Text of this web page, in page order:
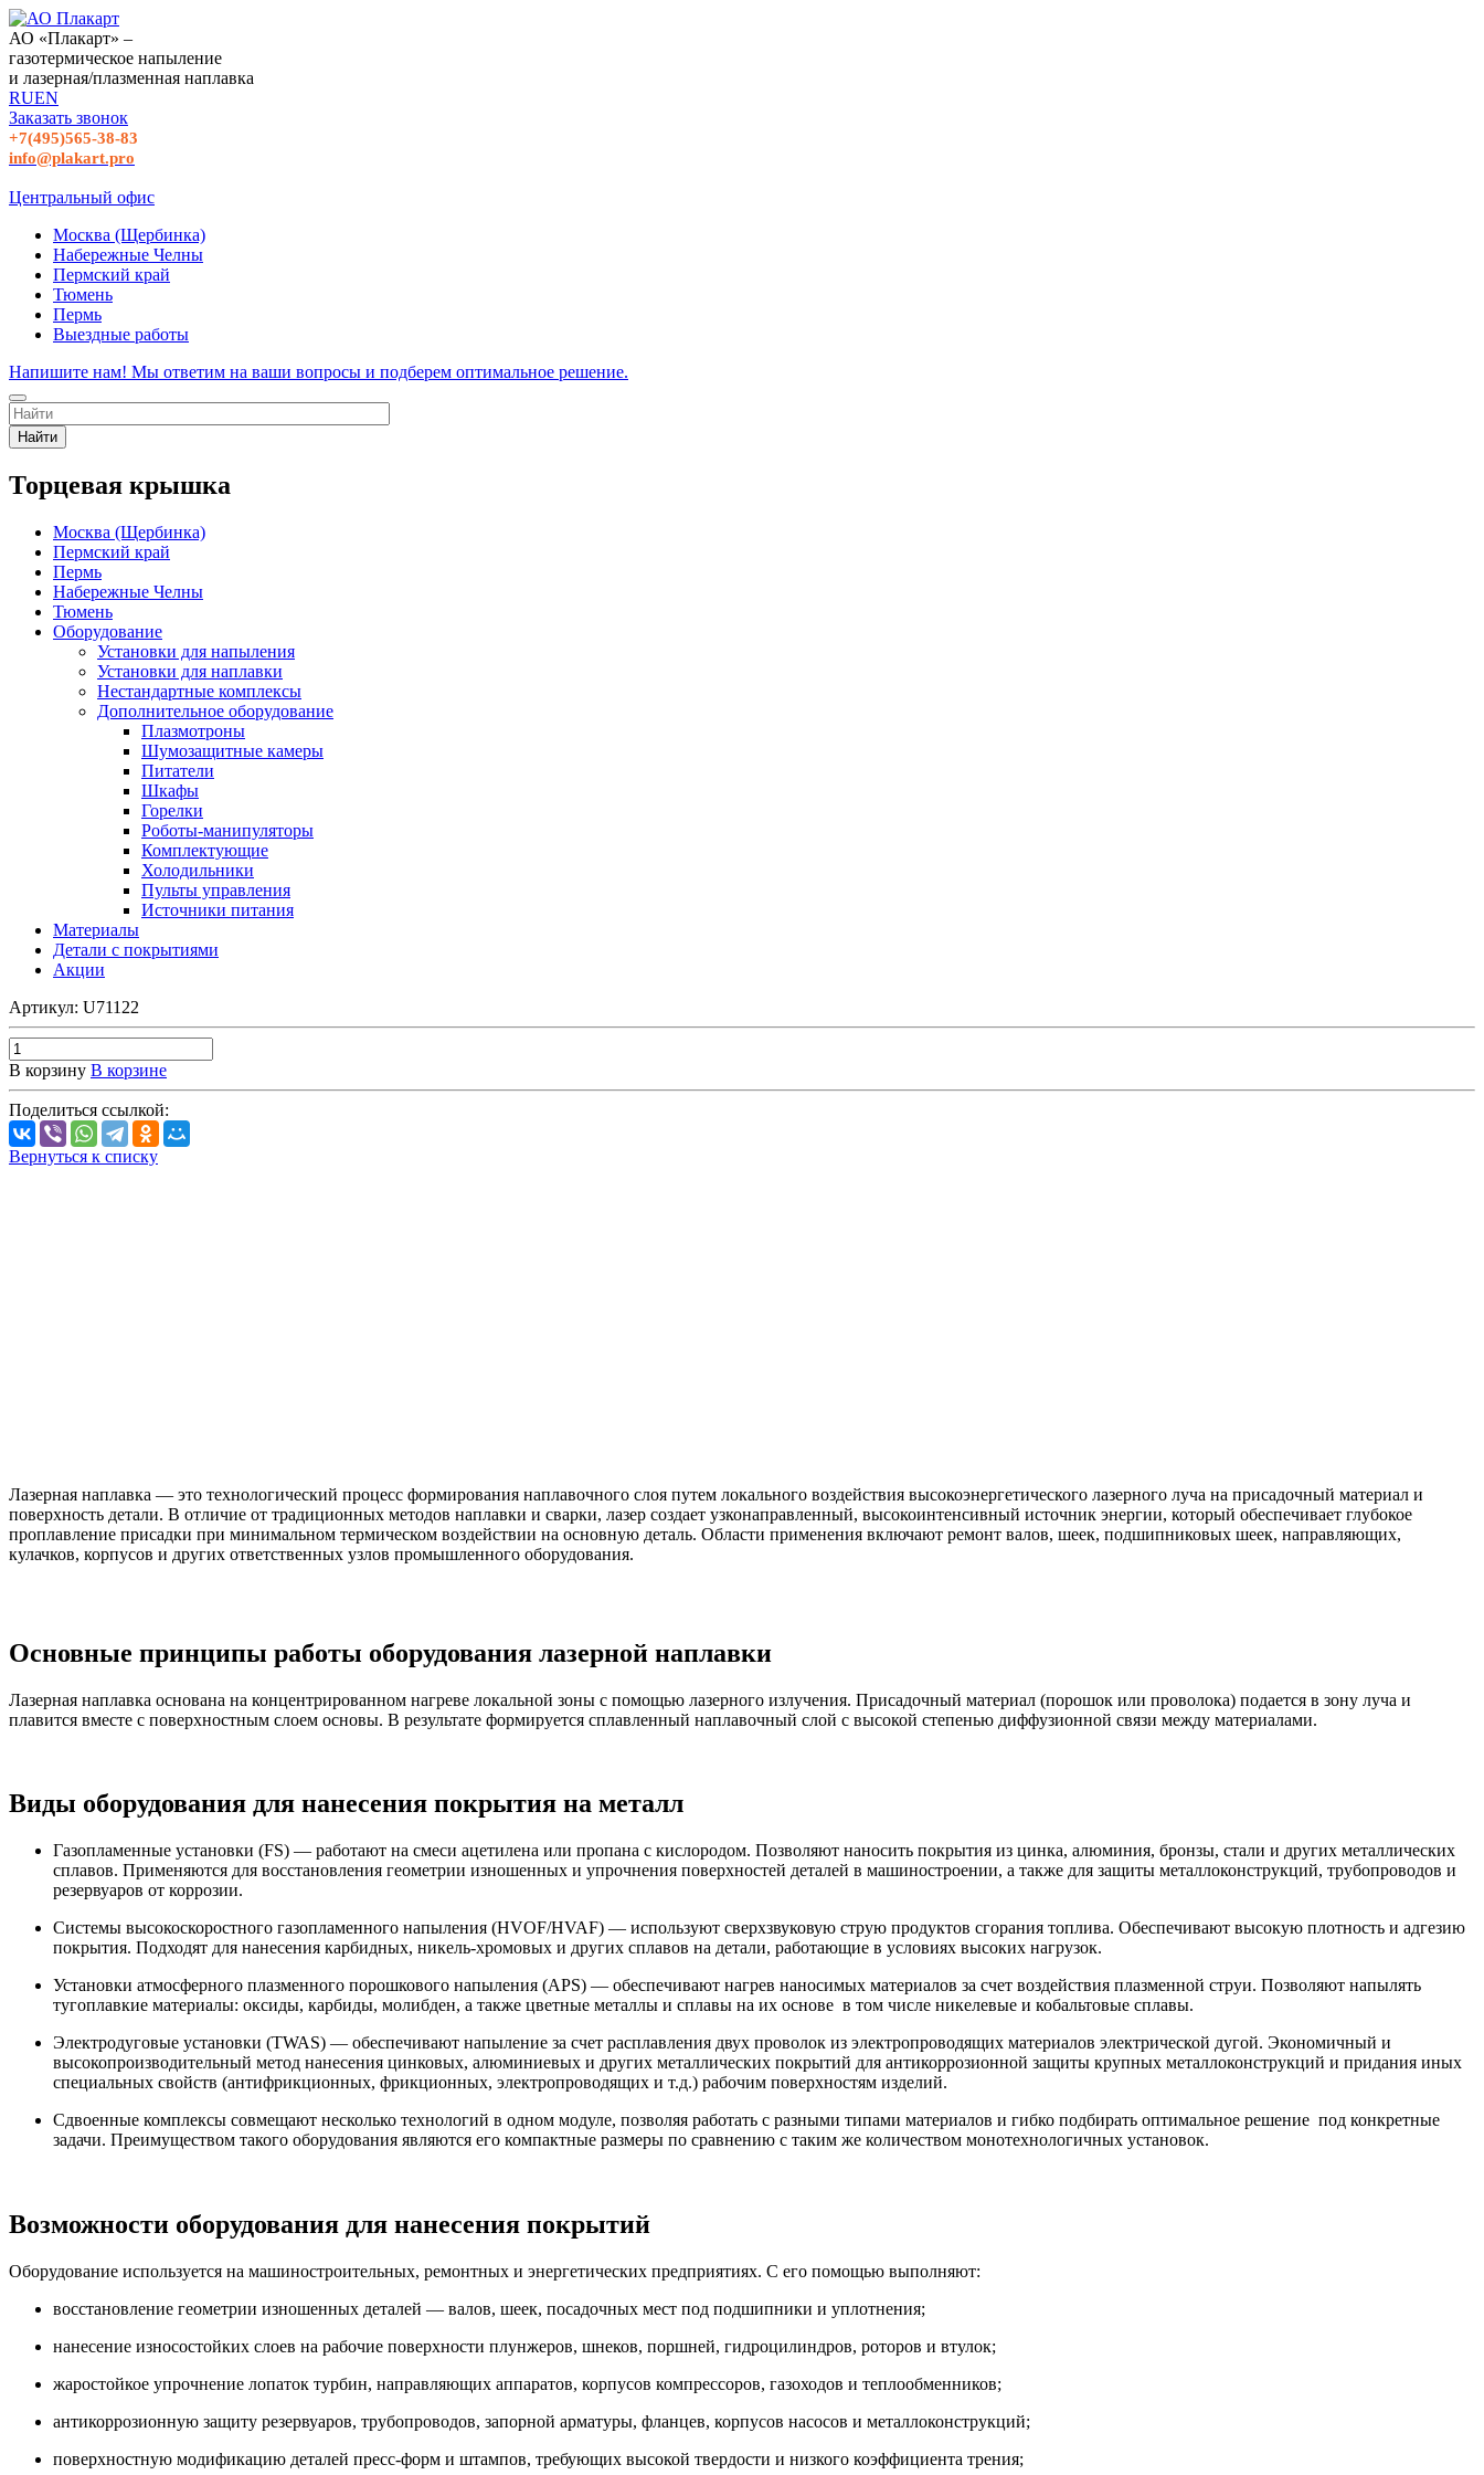
АО «Плакарт» –
газотермическое напыление
и лазерная/плазменная наплавка
RUEN
Заказать звонок
+7(495)565-38-83
info@plakart.pro
Центральный офис
Москва (Щербинка)
Набережные Челны
Пермский край
Тюмень
Пермь
Выездные работы
Напишите нам! Мы ответим на ваши вопросы и подберем оптимальное решение.
Найти
Торцевая крышка
Москва (Щербинка)
Пермский край
Пермь
Набережные Челны
Тюмень
Оборудование
Установки для напыления
Установки для наплавки
Нестандартные комплексы
Дополнительное оборудование
Плазмотроны
Шумозащитные камеры
Питатели
Шкафы
Горелки
Роботы-манипуляторы
Комплектующие
Холодильники
Пульты управления
Источники питания
Материалы
Детали с покрытиями
Акции
Артикул: U71122
В корзину В корзине
Поделиться ссылкой:
Вернуться к списку
Лазерная наплавка — это технологический процесс формирования наплавочного слоя путем локального воздействия высокоэнергетического лазерного луча на присадочный материал и
поверхность детали. В отличие от традиционных методов наплавки и сварки, лазер создает узконаправленный, высокоинтенсивный источник энергии, который обеспечивает глубокое
проплавление присадки при минимальном термическом воздействии на основную деталь. Области применения включают ремонт валов, шеек, подшипниковых шеек, направляющих,
кулачков, корпусов и других ответственных узлов промышленного оборудования.
Основные принципы работы оборудования лазерной наплавки
Лазерная наплавка основана на концентрированном нагреве локальной зоны с помощью лазерного излучения. Присадочный материал (порошок или проволока) подается в зону луча и
плавится вместе с поверхностным слоем основы. В результате формируется сплавленный наплавочный слой с высокой степенью диффузионной связи между материалами.
Виды оборудования для нанесения покрытия на металл
Газопламенные установки (FS) — работают на смеси ацетилена или пропана с кислородом. Позволяют наносить покрытия из цинка, алюминия, бронзы, стали и других металлических
сплавов. Применяются для восстановления геометрии изношенных и упрочнения поверхностей деталей в машиностроении, а также для защиты металлоконструкций, трубопроводов и
резервуаров от коррозии.
Системы высокоскоростного газопламенного напыления (HVOF/HVAF) — используют сверхзвуковую струю продуктов сгорания топлива. Обеспечивают высокую плотность и адгезию
покрытия. Подходят для нанесения карбидных, никель-хромовых и других сплавов на детали, работающие в условиях высоких нагрузок.
Установки атмосферного плазменного порошкового напыления (APS) — обеспечивают нагрев наносимых материалов за счет воздействия плазменной струи. Позволяют напылять
тугоплавкие материалы: оксиды, карбиды, молибден, а также цветные металлы и сплавы на их основе в том числе никелевые и кобальтовые сплавы.
Электродуговые установки (TWAS) — обеспечивают напыление за счет расплавления двух проволок из электропроводящих материалов электрической дугой. Экономичный и
высокопроизводительный метод нанесения цинковых, алюминиевых и других металлических покрытий для антикоррозионной защиты крупных металлоконструкций и придания иных
специальных свойств (антифрикционных, фрикционных, электропроводящих и т.д.) рабочим поверхностям изделий.
Сдвоенные комплексы совмещают несколько технологий в одном модуле, позволяя работать с разными типами материалов и гибко подбирать оптимальное решение под конкретные
задачи. Преимуществом такого оборудования являются его компактные размеры по сравнению с таким же количеством монотехнологичных установок.
Возможности оборудования для нанесения покрытий
Оборудование используется на машиностроительных, ремонтных и энергетических предприятиях. С его помощью выполняют:
восстановление геометрии изношенных деталей — валов, шеек, посадочных мест под подшипники и уплотнения;
нанесение износостойких слоев на рабочие поверхности плунжеров, шнеков, поршней, гидроцилиндров, роторов и втулок;
жаростойкое упрочнение лопаток турбин, направляющих аппаратов, корпусов компрессоров, газоходов и теплообменников;
антикоррозионную защиту резервуаров, трубопроводов, запорной арматуры, фланцев, корпусов насосов и металлоконструкций;
поверхностную модификацию деталей пресс-форм и штампов, требующих высокой твердости и низкого коэффициента трения;